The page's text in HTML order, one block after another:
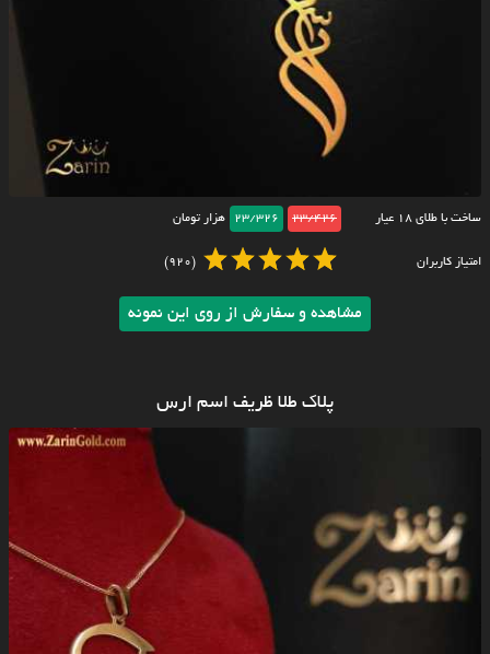
ساخت با طلای ۱۸ عیار 23/426
23/326 هزار تومان
امتیاز کاربران (920)
مشاهده و سفارش از روی این نمونه
پلاک طلا ظریف اسم ارس